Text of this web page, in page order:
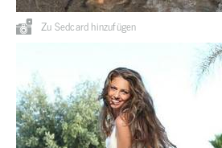
Zu Sedcard hinzufügen